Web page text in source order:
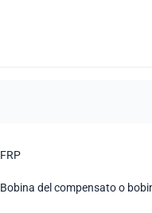
FRP
Bobina del compensato o